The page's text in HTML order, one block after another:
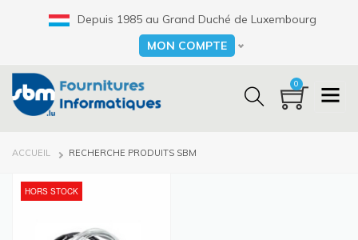
Depuis 1985 au Grand Duché de Luxembourg
Select your language
MON COMPTE
0
FIL
ACCUEIL RECHERCHE PRODUITS SBM
HORS STOCK